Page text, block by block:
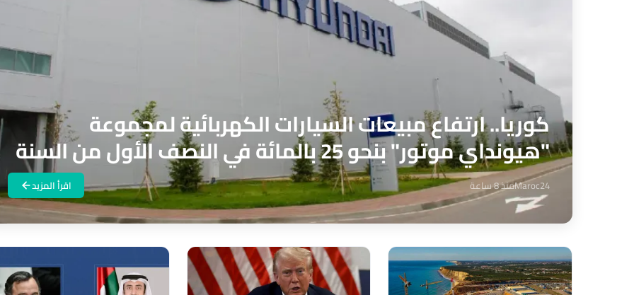
كوريا.. ارتفاع مبيعات السيارات الكهربائية لمجموعة
"هيونداي موتور" بنحو 25 بالمائة في النصف الأول من السنة
Maroc24منذ 8 ساعة اقرأ المزيد